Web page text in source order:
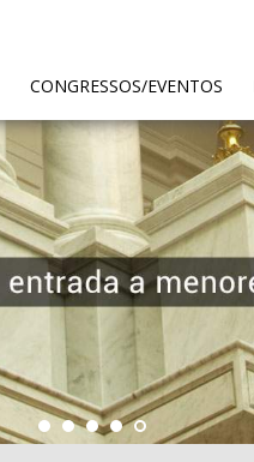
CONGRESSOS/EVENTOS